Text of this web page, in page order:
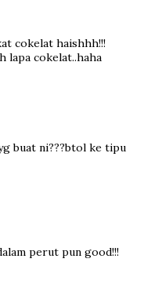
cokelat haishhh!!!
lapa cokelat..haha
buat ni???btol ke tipu
perut pun good!!!